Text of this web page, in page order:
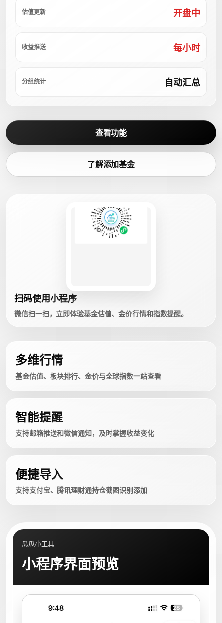
估值更新 开盘中
收益推送 每小时
分组统计 自动汇总
查看功能
了解添加基金
扫码使用小程序
微信扫一扫，立即体验基金估值、金价行情和指数提醒。
多维行情
基金估值、板块排行、金价与全球指数一站查看
智能提醒
支持邮箱推送和微信通知，及时掌握收益变化
便捷导入
支持支付宝、腾讯理财通持仓截图识别添加
瓜瓜小工具
小程序界面预览